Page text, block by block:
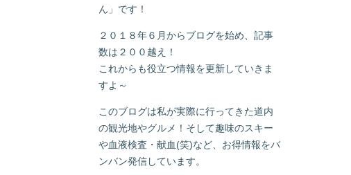
ん」です！
２０１８年６月からブログを始め、記事
数は２００越え！
これからも役立つ情報を更新していきま
すよ～
このブログは私が実際に行ってきた道内
の観光地やグルメ！そして趣味のスキー
や血液検査・献血(笑)など、お得情報をバ
ンバン発信しています。